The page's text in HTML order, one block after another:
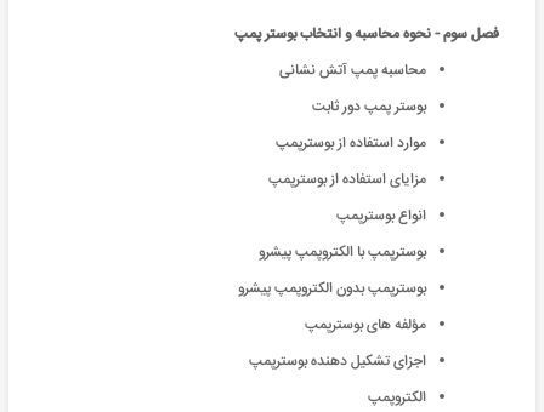
فصل سوم - نحوه محاسبه و انتخاب بوستر پمپ
محاسبه پمپ آتش نشانی
بوستر پمپ دور ثابت
موارد استفاده از بوسترپمپ
مزایای استفاده از بوسترپمپ
انواع بوسترپمپ
بوسترپمپ با الكتروپمپ پیشرو
بوسترپمپ بدون الكتروپمپ پیشرو
مؤلفه های بوسترپمپ
اجزای تشکیل دهنده بوسترپمپ
الکتروپمپ